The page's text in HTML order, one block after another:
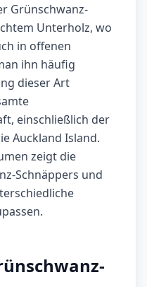
Grünschwanz-
Unterholz, wo
in offenen
ihn häufig
dieser Art
einschließlich der
Auckland Island.
zeigt die
Schnäppers und